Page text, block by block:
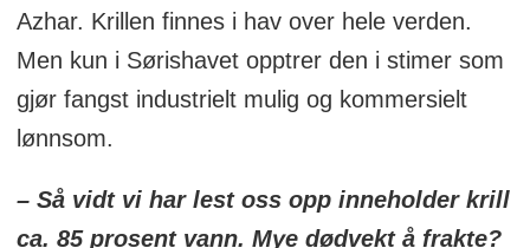
i pharmaindsutrien.
Azhar. Krillen finnes i hav over hele verden.
Men kun i Sørishavet opptrer den i stimer som
gjør fangst industrielt mulig og kommersielt
lønnsom.
– Så vidt vi har lest oss opp inneholder krill
ca. 85 prosent vann. Mye dødvekt å frakte?